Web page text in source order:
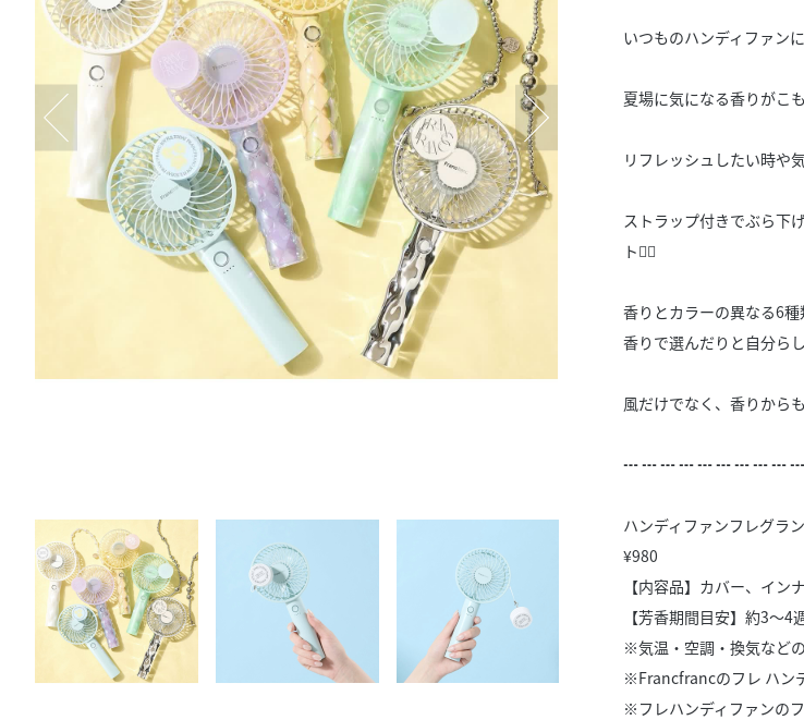
いつものハンディファン
夏場に気になる香りがこ
リフレッシュしたい時や
ストラップ付きでぶら下
ト🙆‍♀️
香りとカラーの異なる6
香りで選んだりと自分ら
風だけでなく、香りから
┅ ┅ ┅ ┅ ┅ ┅ ┅ ┅ ┅
ハンディファンフレグラ
¥980
【内容品】カバー、イ
【芳香期間目安】約3～4
※気温・空調・換気など
※Francfrancのフレ ハン
※フレハンディファンの